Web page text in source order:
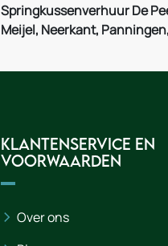
Springkussenverhuur De
Meijel, Neerkant,
Klantenservice en
voorwaarden
Over ons